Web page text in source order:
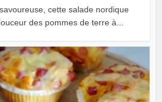
cette salade nordique
des pommes de terre à...